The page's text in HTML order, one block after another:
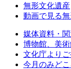
無形文化遺産
動画で見る
媒体資料・
博物館、美
文化庁より
今月のみどこ